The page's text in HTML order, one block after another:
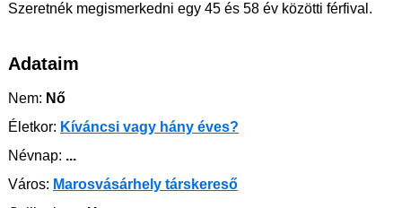
Szeretnék megismerkedni egy 45 és 58 év közötti férfival.
Adataim
Nem: Nő
Életkor: Kíváncsi vagy hány éves?
Névnap: ...
Város: Marosvásárhely társkereső